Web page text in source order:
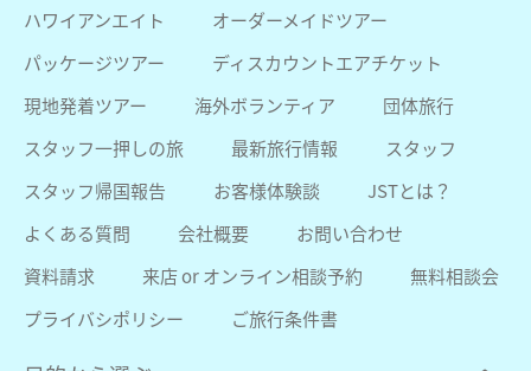
ハワイアンエイト
オーダーメイドツアー
パッケージツアー
ディスカウントエアチケット
現地発着ツアー
海外ボランティア
団体旅行
スタッフ一押しの旅
最新旅行情報
スタッフ
スタッフ帰国報告
お客様体験談
JSTとは？
よくある質問
会社概要
お問い合わせ
資料請求
来店 or オンライン相談予約
無料相談会
プライバシポリシー
ご旅行条件書